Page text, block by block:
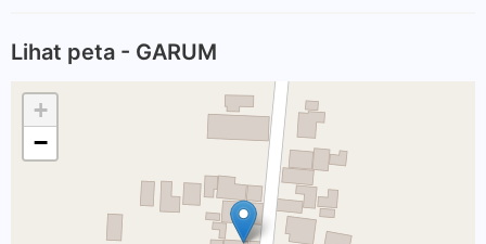
Lihat peta - GARUM
+
−